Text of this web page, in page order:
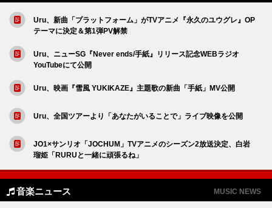
Uru、新曲「プラットフォーム」がTVアニメ『永久のユウグレ』OP
テーマに決定＆第1弾PV解禁
Uru、ニューSG『Never ends/手紙』リリース記念WEBラジオ
YouTubeにて公開
Uru、映画『雪風 YUKIKAZE』主題歌の新曲「手紙」MV公開
Uru、全国ツアーより「あなたがいることで」ライブ映像を公開
JO1×サンリオ「JOCHUM」TVアニメのシーズン2放送決定、白岩
瑠姫「RURUと一緒に頑張るね」
音楽ニュース MUSIC NEWS